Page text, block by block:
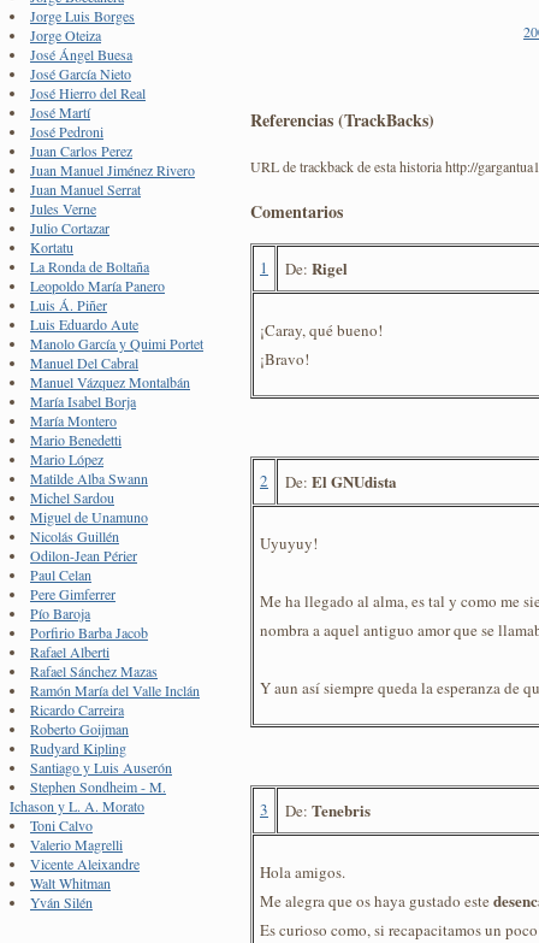
Jorge Luis Borges
Jorge Oteiza
José Ángel Buesa
José García Nieto
José Hierro del Real
José Martí
José Pedroni
Juan Carlos Perez
Juan Manuel Jiménez Rivero
Juan Manuel Serrat
Jules Verne
Julio Cortazar
Kortatu
La Ronda de Boltaña
Leopoldo María Panero
Luis Á. Piñer
Luis Eduardo Aute
Manolo García y Quimi Portet
Manuel Del Cabral
Manuel Vázquez Montalbán
María Isabel Borja
María Montero
Mario Benedetti
Mario López
Matilde Alba Swann
Michel Sardou
Miguel de Unamuno
Nicolás Guillén
Odilon-Jean Périer
Paul Celan
Pere Gimferrer
Pío Baroja
Porfirio Barba Jacob
Rafael Alberti
Rafael Sánchez Mazas
Ramón María del Valle Inclán
Ricardo Carreira
Roberto Goijman
Rudyard Kipling
Santiago y Luis Auserón
Stephen Sondheim - M.
Ichason y L. A. Morato
Toni Calvo
Valerio Magrelli
Vicente Aleixandre
Walt Whitman
Yván Silén
Referencias (TrackBacks)
URL de trackback de esta historia http://
Comentarios
1 De: Rigel
¡Caray, qué bueno!
¡Bravo!
2 De: El GNUdista
Uyuyuy!
Me ha llegado al alma, es tal y como me
nombra a aquel antiguo amor que se
Y aun así siempre queda la esperanza de
3 De: Tenebris
Hola amigos.
Me alegra que os haya gustado este
Es curioso como, si recapacitamos un